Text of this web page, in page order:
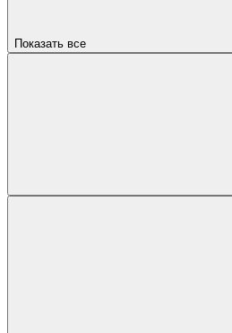
Показать все